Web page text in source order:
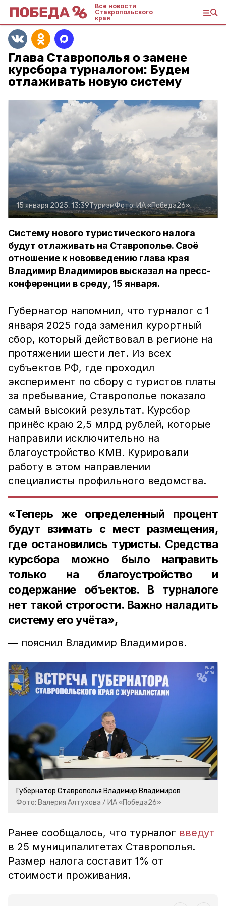
Все новости
Ставропольского
края
Глава Ставрополья о замене
курсбора турналогом: Будем
отлаживать новую систему
15 января 2025, 13:39ТуризмФото:ИА «Победа26»
Систему нового туристического налога
будут отлаживать на Ставрополье. Своё
отношение к нововведению глава края
Владимир Владимиров высказал на пресс-
конференции в среду, 15 января.
Губернатор напомнил, что турналог с 1
января 2025 года заменил курортный
сбор, который действовал в регионе на
протяжении шести лет. Из всех
субъектов РФ, где проходил
эксперимент по сбору с туристов платы
за пребывание, Ставрополье показало
самый высокий результат. Курсбор
принёс краю 2,5 млрд рублей, которые
направили исключительно на
благоустройство КМВ. Курировали
работу в этом направлении
специалисты профильного ведомства.
«Теперь же определенный процент
будут взимать с мест размещения,
где остановились туристы. Средства
курсбора можно было направить
только на благоустройство и
содержание объектов. В турналоге
нет такой строгости. Важно наладить
систему его учёта»,
— пояснил Владимир Владимиров.
Губернатор Ставрополья Владимир Владимиров
Фото: Валерия Алтухова / ИА «Победа26»
Ранее сообщалось, что турналог введут
в 25 муниципалитетах Ставрополья.
Размер налога составит 1% от
стоимости проживания.